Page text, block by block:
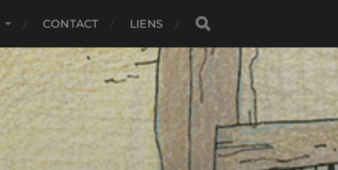
CONTACT LIENS